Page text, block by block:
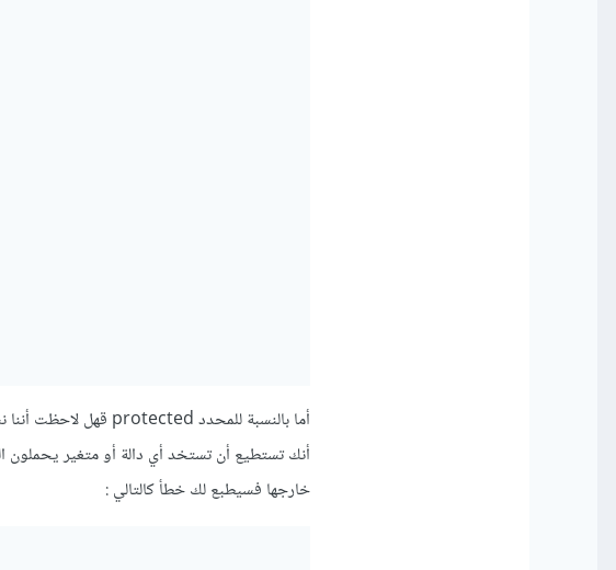
خارجها فسيطبع لك خطأ كالتالي :